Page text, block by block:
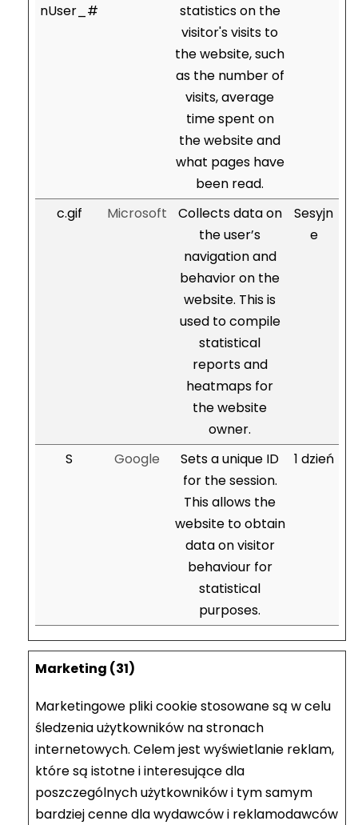
nUser_#
statistics on the
visitor's visits to
the website, such
as the number of
visits, average
time spent on
the website and
what pages have
been read.
c.gif Microsoft
Collects data on
the user’s
navigation and
behavior on the
website. This is
used to compile
statistical
reports and
heatmaps for
the website
owner.
Sesyjn
e
S Google
Sets a unique ID
for the session.
This allows the
website to obtain
data on visitor
behaviour for
statistical
purposes.
1 dzień
Marketing (31)
Marketingowe pliki cookie stosowane są w celu
śledzenia użytkowników na stronach
internetowych. Celem jest wyświetlanie reklam,
które są istotne i interesujące dla
poszczególnych użytkowników i tym samym
bardziej cenne dla wydawców i reklamodawców